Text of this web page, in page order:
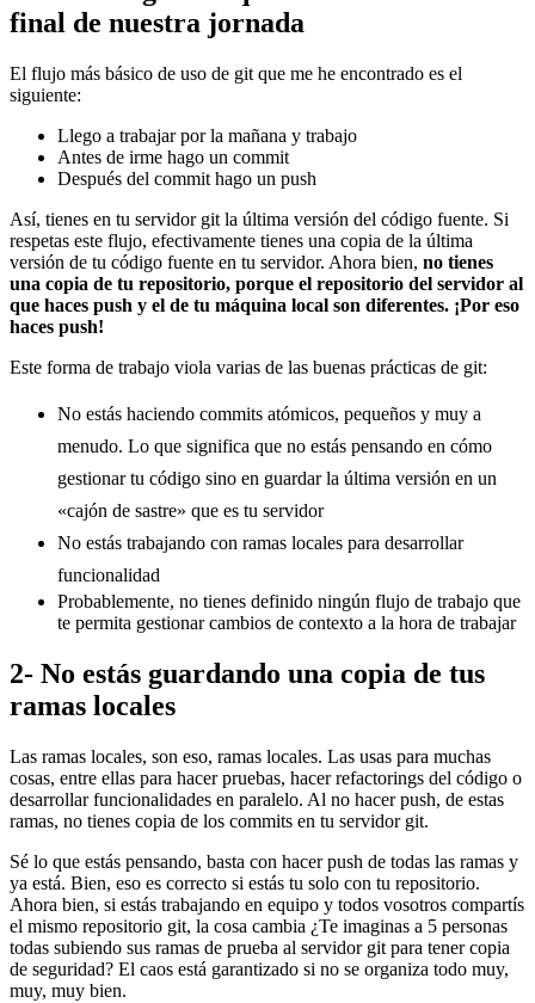
final de nuestra jornada
El flujo más básico de uso de git que me he encontrado es el
siguiente:
Llego a trabajar por la mañana y trabajo
Antes de irme hago un commit
Después del commit hago un push
Así, tienes en tu servidor git la última versión del código fuente. Si
respetas este flujo, efectivamente tienes una copia de la última
versión de tu código fuente en tu servidor. Ahora bien, no tienes
una copia de tu repositorio, porque el repositorio del servidor al
que haces push y el de tu máquina local son diferentes. ¡Por eso
haces push!
Este forma de trabajo viola varias de las buenas prácticas de git:
No estás haciendo commits atómicos, pequeños y muy a
menudo. Lo que significa que no estás pensando en cómo
gestionar tu código sino en guardar la última versión en un
«cajón de sastre» que es tu servidor
No estás trabajando con ramas locales para desarrollar
funcionalidad
Probablemente, no tienes definido ningún flujo de trabajo que
te permita gestionar cambios de contexto a la hora de trabajar
2- No estás guardando una copia de tus
ramas locales
Las ramas locales, son eso, ramas locales. Las usas para muchas
cosas, entre ellas para hacer pruebas, hacer refactorings del código o
desarrollar funcionalidades en paralelo. Al no hacer push, de estas
ramas, no tienes copia de los commits en tu servidor git.
Sé lo que estás pensando, basta con hacer push de todas las ramas y
ya está. Bien, eso es correcto si estás tu solo con tu repositorio.
Ahora bien, si estás trabajando en equipo y todos vosotros compartís
el mismo repositorio git, la cosa cambia ¿Te imaginas a 5 personas
todas subiendo sus ramas de prueba al servidor git para tener copia
de seguridad? El caos está garantizado si no se organiza todo muy,
muy, muy bien.